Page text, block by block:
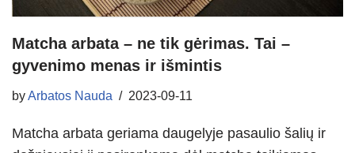
Matcha arbata – ne tik gėrimas. Tai –
gyvenimo menas ir išmintis
byArbatos Nauda 2023-09-11
Matcha arbata geriama daugelyje pasaulio šalių ir